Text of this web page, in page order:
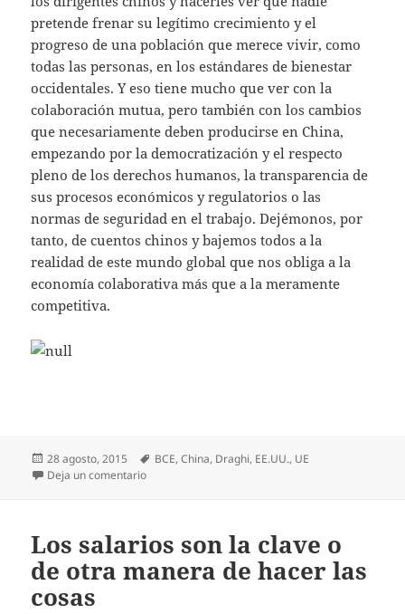
pretende frenar su legítimo crecimiento y el
progreso de una población que merece vivir, como
todas las personas, en los estándares de bienestar
occidentales. Y eso tiene mucho que ver con la
colaboración mutua, pero también con los cambios
que necesariamente deben producirse en China,
empezando por la democratización y el respecto
pleno de los derechos humanos, la transparencia de
sus procesos económicos y regulatorios o las
normas de seguridad en el trabajo. Dejémonos, por
tanto, de cuentos chinos y bajemos todos a la
realidad de este mundo global que nos obliga a la
economía colaborativa más que a la meramente
competitiva.
Publicado
el
28 agosto, 2015 Etiquetas
BCE,China, Draghi, EE.UU., UE
Deja un comentarioen Cuentos chinos
Los salarios son la clave o
de otra manera de hacer las
cosas